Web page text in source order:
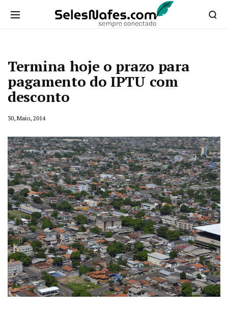
Termina hoje o prazo para
pagamento do IPTU com
desconto
30, Maio, 2014